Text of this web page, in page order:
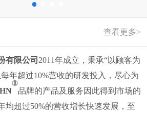
查看更多>
有限公司 2011年成立， 秉承“以顾客为
年超过10%营收的研发投入，尽心为
®
品牌的产品及服务因此得到市场的
均超过50%的营收增长快速发展，至